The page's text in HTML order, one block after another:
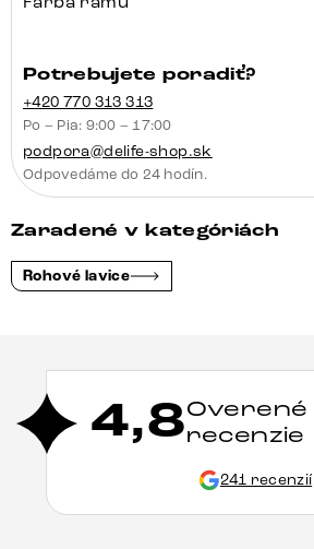
Potrebujete poradiť?
+420 770 313 313
Po – Pia: 9:00 – 17:00
podpora@delife-shop.sk
Odpovedáme do 24 hodín.
Zaradené v kategóriách
Rohové lavice
4,8Overené
recenzie
241 recenzií